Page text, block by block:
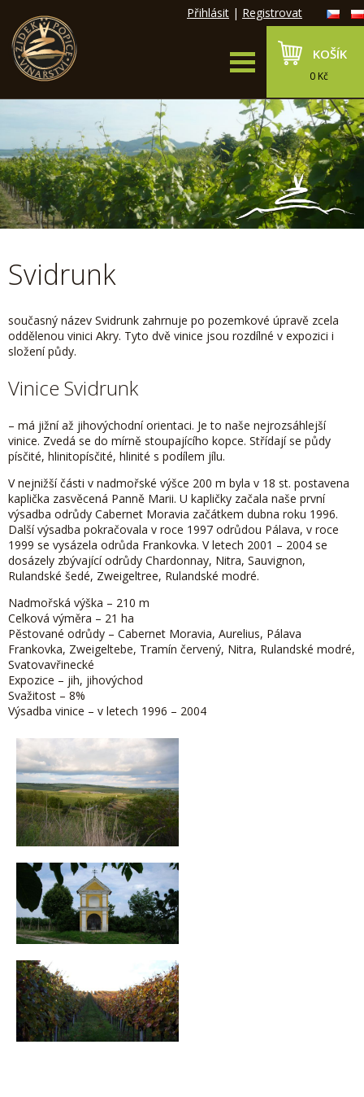
Přihlásit | Registrovat
KOŠÍK
0 Kč
Svidrunk
současný název Svidrunk zahrnuje po pozemkové úpravě zcela
oddělenou vinici Akry. Tyto dvě vinice jsou rozdílné v expozici i
složení půdy.
Vinice Svidrunk
– má jižní až jihovýchodní orientaci. Je to naše nejrozsáhlejší
vinice. Zvedá se do mírně stoupajícího kopce. Střídají se půdy
písčité, hlinitopísčité, hlinité s podílem jílu.
V nejnižší části v nadmořské výšce 200 m byla v 18 st. postavena
kaplička zasvěcená Panně Marii. U kapličky začala naše první
výsadba odrůdy Cabernet Moravia začátkem dubna roku 1996.
Další výsadba pokračovala v roce 1997 odrůdou Pálava, v roce
1999 se vysázela odrůda Frankovka. V letech 2001 – 2004 se
dosázely zbývající odrůdy Chardonnay, Nitra, Sauvignon,
Rulandské šedé, Zweigeltree, Rulandské modré.
Nadmořská výška – 210 m
Celková výměra – 21 ha
Pěstované odrůdy – Cabernet Moravia, Aurelius, Pálava
Frankovka, Zweigeltebe, Tramín červený, Nitra, Rulandské modré,
Svatovavřinecké
Expozice – jih, jihovýchod
Svažitost – 8%
Výsadba vinice – v letech 1996 – 2004